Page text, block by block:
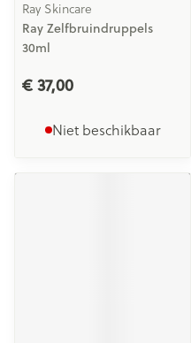
Ray Skincare
Ray Zelfbruindruppels
30ml
€ 37,00
Niet beschikbaar